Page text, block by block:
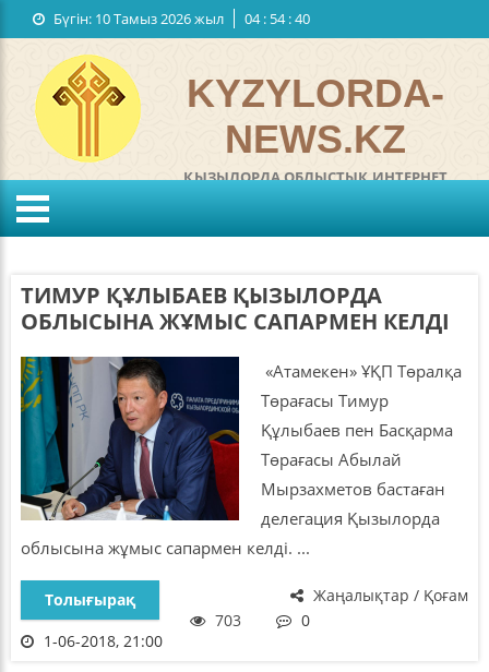
Бүгін: 10 Тамыз 2026 жыл 04 : 54 :40
Мемлекеттiк рәміздер
KYZYLORDA-
NEWS.KZ
ҚЫЗЫЛОРДА ОБЛЫСТЫҚ ИНТЕРНЕТ
Қысым:мм
ТИМУР ҚҰЛЫБАЕВ ҚЫЗЫЛОРДА
ОБЛЫСЫНА ЖҰМЫС САПАРМЕН КЕЛДІ
«Атамекен» ҰҚП Төралқа
Төрағасы Тимур
Құлыбаев пен Басқарма
Төрағасы Абылай
Мырзахметов бастаған
делегация Қызылорда
облысына жұмыс сапармен келді. ...
Жаңалықтар / Қоғам
Толығырақ
703
0
1-06-2018, 21:00